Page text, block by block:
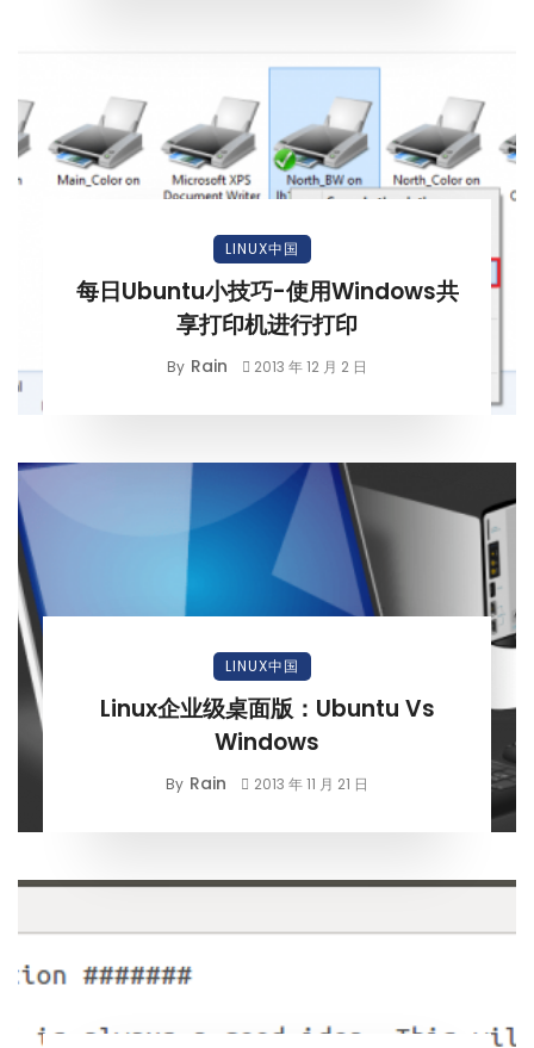
LINUX中国
每日Ubuntu小技巧-使用Windows共
享打印机进行打印
By Rain 2013 年 12 月 2 日
LINUX中国
Linux企业级桌面版：Ubuntu Vs
Windows
By Rain 2013 年 11 月 21 日